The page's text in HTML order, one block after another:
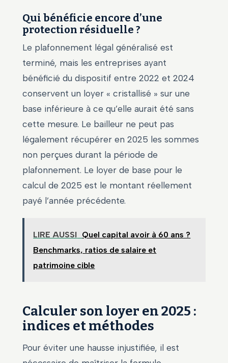
Qui bénéficie encore d’une
protection résiduelle ?
Le plafonnement légal généralisé est
terminé, mais les entreprises ayant
bénéficié du dispositif entre 2022 et 2024
conservent un loyer « cristallisé » sur une
base inférieure à ce qu’elle aurait été sans
cette mesure. Le bailleur ne peut pas
légalement récupérer en 2025 les sommes
non perçues durant la période de
plafonnement. Le loyer de base pour le
calcul de 2025 est le montant réellement
payé l’année précédente.
LIRE AUSSI Quel capital avoir à 60 ans ?
Benchmarks, ratios de salaire et
patrimoine cible
Calculer son loyer en 2025 :
indices et méthodes
Pour éviter une hausse injustifiée, il est